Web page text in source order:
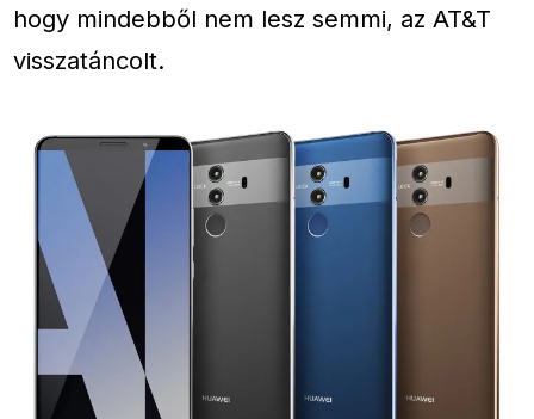
hogy mindebből nem lesz semmi, az AT&T
visszatáncolt.